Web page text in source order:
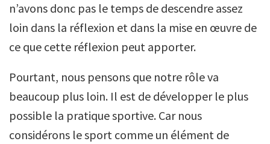
n’avons donc pas le temps de descendre assez
loin dans la réflexion et dans la mise en œuvre de
ce que cette réflexion peut apporter.
Pourtant, nous pensons que notre rôle va
beaucoup plus loin. Il est de développer le plus
possible la pratique sportive. Car nous
considérons le sport comme un élément de